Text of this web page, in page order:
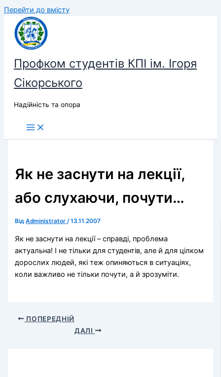
Перейти до вмісту
Профком студентів КПІ ім. Ігоря
Сікорського
Надійність та опора
Як не заснути на лекції,
або cлухаючи, почути…
ВідAdministrator/13.11.2007
Як не заснути на лекції – справді, проблема
актуальна! І не тільки для студентів, але й для цілком
дорослих людей, які теж опиняються в ситуаціях,
коли важливо не тільки почути, а й зрозуміти.
ПОПЕРЕДНІЙ
ДАЛІ